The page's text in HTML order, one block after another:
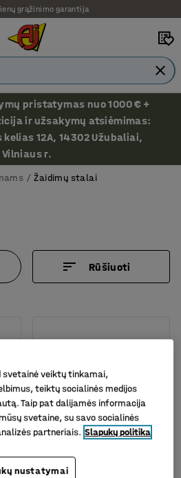
Ekspozicija Vilniuje
pristatymas nuo 1000 € +
ir užsakymų atsiėmimas:
kelias 12A, 14302 Užubaliai,
Vilniaus r.
Žaidimų stalai
Rūšiuoti
Galima rinktis skirtingus
modelius
svetainė veiktų tinkamai,
teiktų socialinės medijos
Taip pat dalijamės informacija
svetaine, su savo socialinės
partneriais. Slapukų politika
nustatymai